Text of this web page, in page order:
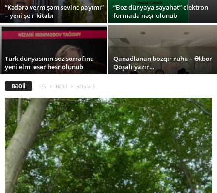
“Kədərə vermişəm sevinc payımı”
– yeni şeir kitabı
“Boz dünyaya səyahət” elektron
formada nəşr olunub
Türk dünyasının söz sərrafına
yeni elmi əsər həsr olunub
Qanadlanan bozqır ruhu – Əkbər
Qoşalı yazır…
BƏDII Ev Bədii Səhifə 3